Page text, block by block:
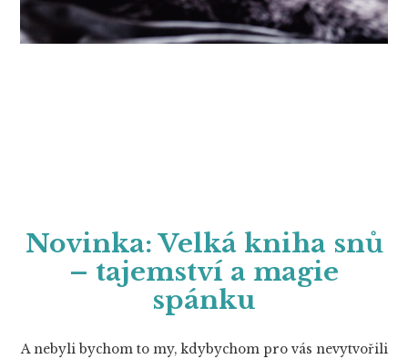
Novinka: Velká kniha snů
– tajemství a magie
spánku
A nebyli bychom to my, kdybychom pro vás nevytvořili